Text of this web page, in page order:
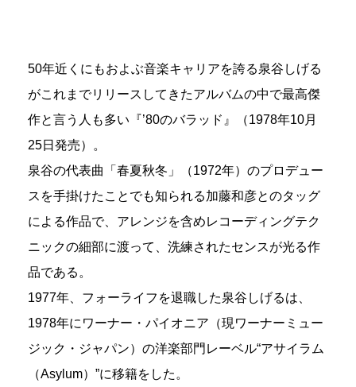
50年近くにもおよぶ音楽キャリアを誇る泉谷しげる
がこれまでリリースしてきたアルバムの中で最高傑
作と言う人も多い『’80のバラッド』（1978年10月
25日発売）。
泉谷の代表曲「春夏秋冬」（1972年）のプロデュー
スを手掛けたことでも知られる加藤和彦とのタッグ
による作品で、アレンジを含めレコーディングテク
ニックの細部に渡って、洗練されたセンスが光る作
品である。
1977年、フォーライフを退職した泉谷しげるは、
1978年にワーナー・パイオニア（現ワーナーミュー
ジック・ジャパン）の洋楽部門レーベル“アサイラム
（Asylum）”に移籍をした。